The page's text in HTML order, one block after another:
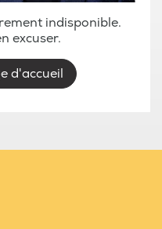
indisponible.
excuser.
d'accueil